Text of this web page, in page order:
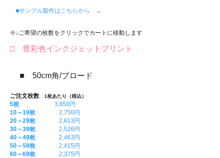
■サンプル製作はこちらから →
※↓ご希望の枚数をクリックでカートに移動します
□ 豊彩色インクジェットプリント
■ 50cm角/ブロード
ご注文枚数 1枚あたり（税込）
5枚 3,850円
10～19枚 2,750円
20～29枚 2,613円
30～39枚 2,526円
40～49枚 2,463円
50～59枚 2,415円
60～69枚 2,375円